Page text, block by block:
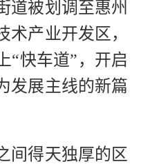
道被划调至惠州
术产业开发区，
“快车道”，开启
发展主线的新篇
间得天独厚的区